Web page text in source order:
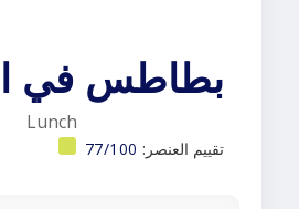
بطاطس في
Lunch
تقييم العنصر: 77/100